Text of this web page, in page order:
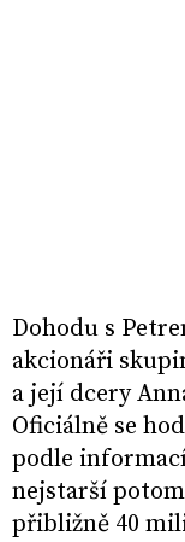
Dohodu s
akcionáři
a její dcery
Oficiálně se
podle informací
nejstarší
přibližně 40